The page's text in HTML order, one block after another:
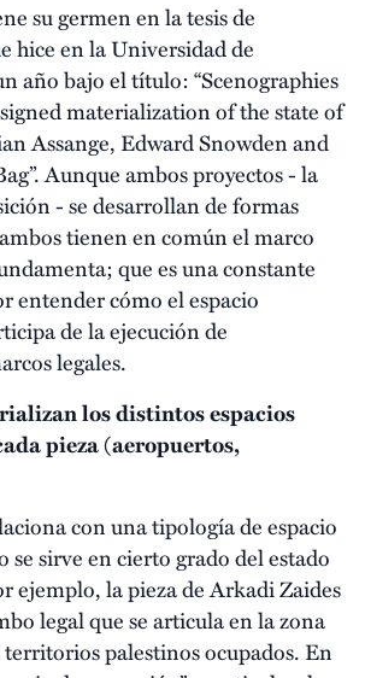
su germen en la tesis de
hice en la Universidad de
año bajo el título: “Scenographies
materialization of the state of
Assange, Edward Snowden and
Aunque ambos proyectos - la
- se desarrollan de formas
tienen en común el marco
que es una constante
entender cómo el espacio
de la ejecución de
legales.
los distintos espacios
pieza (aeropuertos,
con una tipología de espacio
se sirve en cierto grado del estado
ejemplo, la pieza de Arkadi Zaides
legal que se articula en la zona
palestinos ocupados. En